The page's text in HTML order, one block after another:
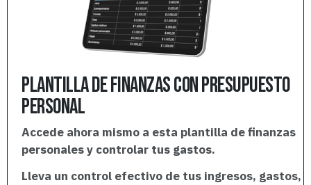
Plantilla de finanzas con presupuesto
personal
Accede ahora mismo a esta plantilla de finanzas
personales y controlar tus gastos.
Lleva un control efectivo de tus ingresos, gastos,